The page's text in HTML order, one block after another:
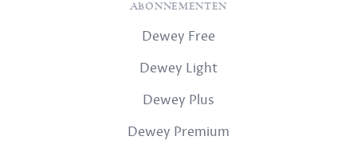
ABONNEMENTEN
Dewey Free
Dewey Light
Dewey Plus
Dewey Premium